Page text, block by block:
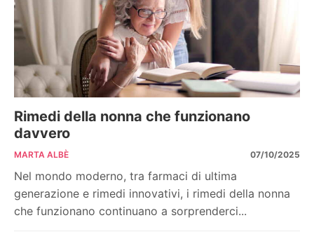
Rimedi della nonna che funzionano
davvero
MARTA ALBÈ 07/10/2025
Nel mondo moderno, tra farmaci di ultima
generazione e rimedi innovativi, i rimedi della nonna
che funzionano continuano a sorprenderci...